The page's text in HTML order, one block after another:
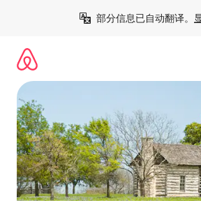
部分信息已自动翻译。